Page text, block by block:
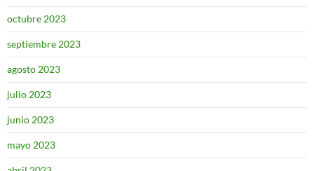
octubre 2023
septiembre 2023
agosto 2023
julio 2023
junio 2023
mayo 2023